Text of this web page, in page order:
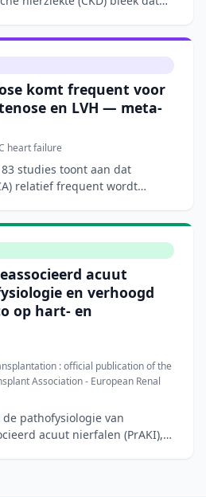
komt frequent voor
en LVH — meta-
heart failure
studies toont aan dat
relatief frequent wordt
acuut
en verhoogd
op hart- en
: official publication of the
Association - European Renal
pathofysiologie van
acuut nierfalen (PrAKI),